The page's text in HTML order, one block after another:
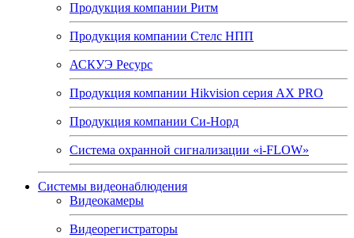
Продукция компании Ритм
Продукция компании Стелс НПП
АСКУЭ Ресурс
Продукция компании Hikvision серия AX PRO
Продукция компании Си-Норд
Система охранной сигнализации «i-FLOW»
Системы видеонаблюдения
Видеокамеры
Видеорегистраторы